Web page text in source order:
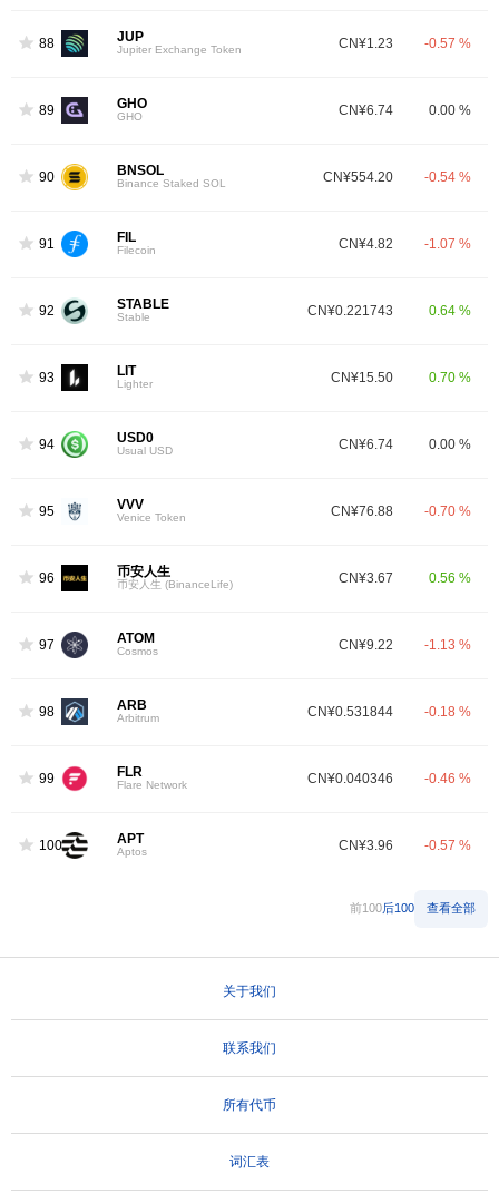
88 JUP
Jupiter Exchange Token CN¥1.23 -0.57 %
89 GHO
GHO CN¥6.74 0.00 %
90 BNSOL
Binance Staked SOL CN¥554.20 -0.54 %
91 FIL
Filecoin CN¥4.82 -1.07 %
92 STABLE
Stable CN¥0.221743 0.64 %
93 LIT
Lighter CN¥15.50 0.70 %
94 USD0
Usual USD CN¥6.74 0.00 %
95 VVV
Venice Token CN¥76.88 -0.70 %
96 币安人生
币安人生 (BinanceLife) CN¥3.67 0.56 %
97 ATOM
Cosmos CN¥9.22 -1.13 %
98 ARB
Arbitrum CN¥0.531844 -0.18 %
99 FLR
Flare Network CN¥0.040346 -0.46 %
100 APT
Aptos CN¥3.96 -0.57 %
前100后100 查看全部
关于我们
联系我们
所有代币
词汇表